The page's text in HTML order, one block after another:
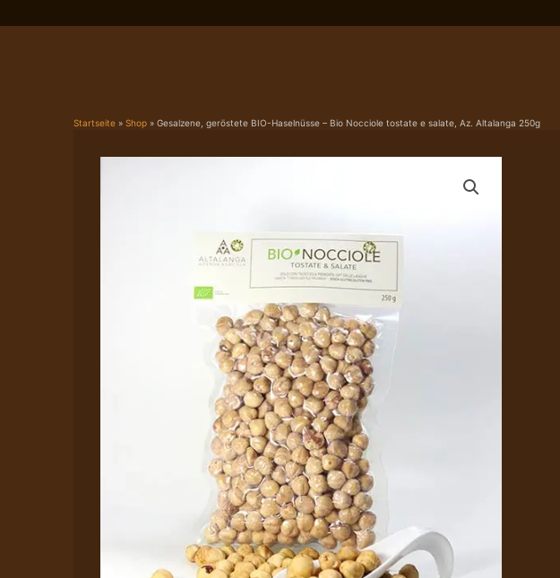
Startseite » Shop » Gesalzene, geröstete BIO-Haselnüsse – Bio Nocciole tostate e salate, Az. Altalanga 250g